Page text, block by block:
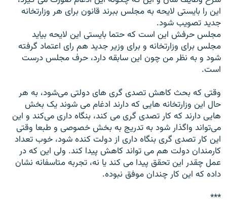
این را بایستى لایحه به مجلس ببرند قانون براى هر وزارتخانه
جدید تصویب شود.
مجلس حرفش این است که حتما بایستى این لایحه بیاید
مجلس براى وزارتخانه و براى وزیر جدید هم راى اعتماد گرفته
شود و به نظر من چون این سابقه دارد، حرف مجلس درست
است.
وقتى که بحث کاهش تصدى گرى هاى دولتى می‌شود، به هر
حال این وزارتخانه هایى که دارند ادغام مى شوند یک بخش
هایى دارند که کار تصدى گرى مى کند، بنگاه دارى مى‌کند و این
مى‌تواند واگذار شود به تدریج به بخش خصوصى و طبعا وقتى
این کار تصدى گرى بنگاه دارى از دولت کنده شود، خوب تعداد
کارمندان دولت هم مى تواند کاهش پیدا کند. ولى این که در
عمل چقدر این تحقق پیدا مى کند یا نه، تجربه متاسفانه نشان
داده که این کار چندان موفق نبوده.
***